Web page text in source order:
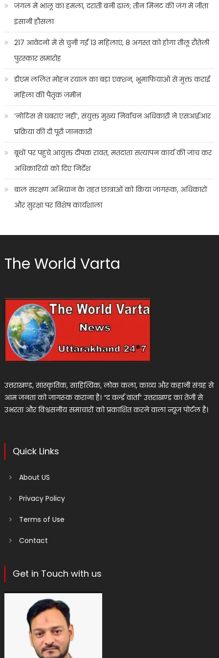
जंगल में भालू का हमला, दराती बनी ढाल; तीन मिनट की जंग में जीता
इंसानी हौसला
217 आवेदनों में से चुनी गईं 13 महिलाएं, 8 अगस्त को होगा तीलू रौतेली
पुरस्कार समारोह
डीएम ललित मोहन रयाल का बड़ा एक्शन, भूमाफियाओं से मुक्त कराई
महिला की पैतृक जमीन
‘नोटिस से घबराएं नहीं’, संयुक्त मुख्य निर्वाचन अधिकारी ने एसआईआर
प्रक्रिया की दी पूरी जानकारी
बूथों पर पहुंचे आयुक्त दीपक रावत, मतदाता सत्यापन कार्य की जांच कर
अधिकारियों को दिए निर्देश
बाल संरक्षण अभियान के तहत छात्राओं को किया जागरूक, अधिकारों
और सुरक्षा पर विशेष कार्यशाला
The World Varta
उत्तराखण्ड, सांस्कृतिक, साहित्यिक, लोक कला, काव्य और कहानी संग्रह से
आम जनता को जागरूक कराना है। “द वर्ल्ड वार्ता” उत्तराखण्ड का तेजी से
उभरता और विश्वसनीय समाचारों को प्रकाशित करने वाला न्यूज पोर्टल है।
Quick Links
About US
Privacy Policy
Terms of Use
Contact
Get in Touch with us